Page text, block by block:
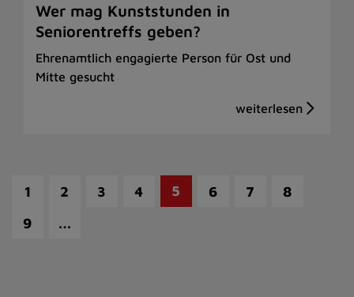
Wer mag Kunststunden in
Seniorentreffs geben?
Ehrenamtlich engagierte Person für Ost und
Mitte gesucht
1 2 3 4 5 6 7
8
9
…